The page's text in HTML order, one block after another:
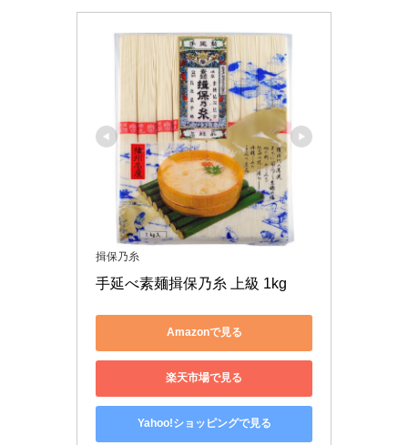
揖保乃糸
手延べ素麺揖保乃糸 上級 1kg
Amazonで見る
楽天市場で見る
Yahoo!ショッピングで見る